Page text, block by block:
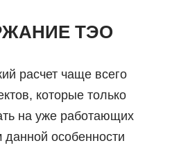
ТЭО
расчет чаще всего
которые только
на уже работающих
особенности